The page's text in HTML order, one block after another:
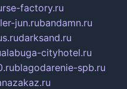
factory.ru
jun.rubandamn.ru
darksand.ru
alabuga-cityhotel.ru
blagodarenie-spb.ru